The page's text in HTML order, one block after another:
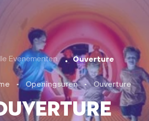
Evenementen Ouverture
• Openingsuren • Ouverture